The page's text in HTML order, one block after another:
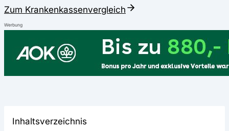
Zum Krankenkassenvergleich
Werbung
Inhaltsverzeichnis